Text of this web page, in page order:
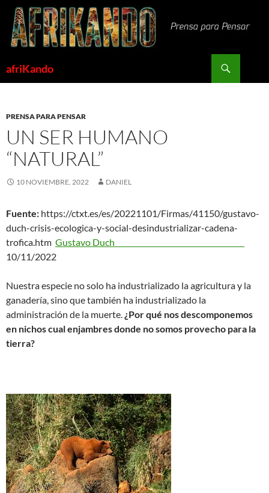
Saltar
contenido
afriKando
PRENSA PARA PENSAR
UN SER HUMANO
“NATURAL”
10 NOVIEMBRE, 2022 DANIEL
Fuente: https://ctxt.es/es/20221101/Firmas/41150/gustavo-
duch-crisis-ecologica-y-social-desindustrializar-cadena-
trofica.htm Gustavo Duch
10/11/2022
Nuestra especie no solo ha industrializado la agricultura y la
ganadería, sino que también ha industrializado la
administración de la muerte. ¿Por qué nos descomponemos
en nichos cual enjambres donde no somos provecho para la
tierra?